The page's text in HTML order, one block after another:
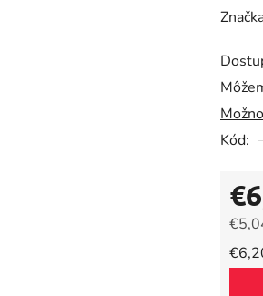
je
0,0
z
5
Kód: